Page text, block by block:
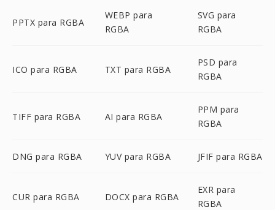
PPTX para RGBA
WEBP para
RGBA
SVG para
RGBA
ICO para RGBA TXT para RGBA
PSD para
RGBA
TIFF para RGBA AI para RGBA
PPM para
RGBA
DNG para RGBA YUV para RGBA JFIF para RGBA
CUR para RGBA DOCX para RGBA
EXR para
RGBA